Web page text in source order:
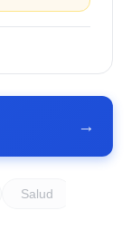
→
Salud